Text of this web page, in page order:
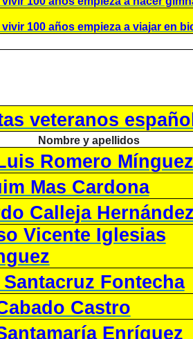
100 años empieza a viajar en
veteranos
Nombre y apellidos
Romero Mínguez
Mas Cardona
Calleja
Vicente Iglesias
Fontecha
Castro
Enríquez